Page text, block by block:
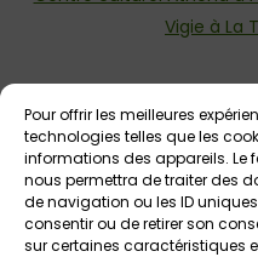
Pour offrir les meilleures
technologies telles que les
informations des appareils. Le
nous permettra de traiter des
de navigation ou les ID
consentir ou de retirer son
sur certaines caractéristiques
Vigie à La
Autres
GRATUIT